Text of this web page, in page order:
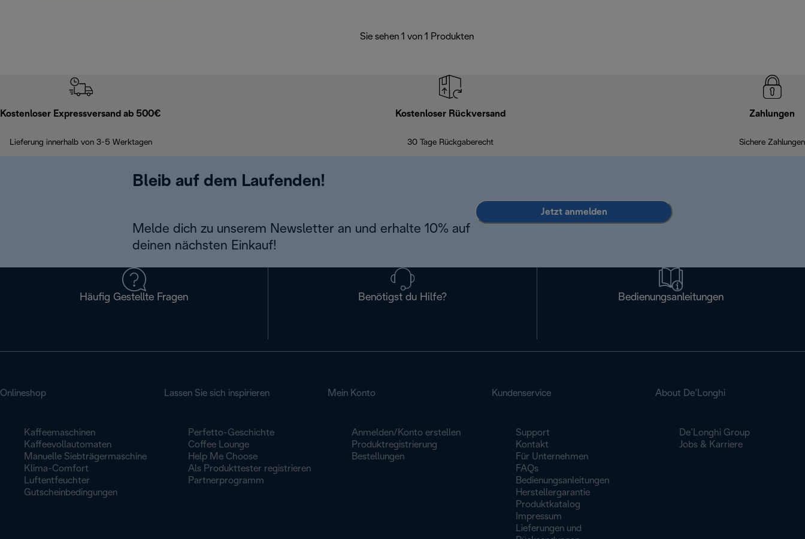
Sie sehen 1 von 1 Produkten
Kostenloser Expressversand ab 500€
Lieferung innerhalb von 3-5 Werktagen
Kostenloser Rückversand
30 Tage Rückgaberecht
Zahlungen
Sichere Zahlungen
Bleib auf dem Laufenden!
Melde dich zu unserem Newsletter an und erhalte 10% auf
deinen nächsten Einkauf!
Jetzt anmelden
Häufig Gestellte Fragen Benötigst du Hilfe? Bedienungsanleitungen
Onlineshop
Kaffeemaschinen
Kaffeevollautomaten
Manuelle Siebträgermaschine
Klima-Comfort
Luftentfeuchter
Gutscheinbedingungen
Lassen Sie sich inspirieren
Perfetto-Geschichte
Coffee Lounge
Help Me Choose
Als Produkttester registrieren
Partnerprogramm
Mein Konto
Anmelden/Konto erstellen
Produktregistrierung
Bestellungen
Kundenservice
Support
Kontakt
Für Unternehmen
FAQs
Bedienungsanleitungen
Herstellergarantie
Produktkatalog
Impressum
Lieferungen und
About De’Longhi
De’Longhi Group
Jobs & Karriere